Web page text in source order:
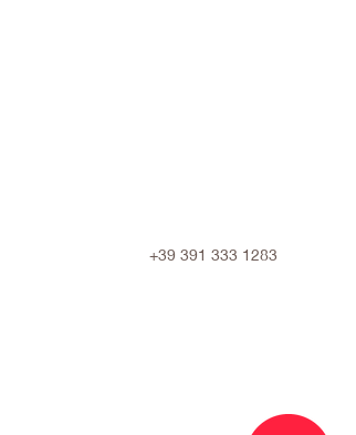
+39 391 333 1283